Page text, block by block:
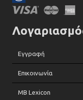
Εγγραφή
Επικοινωνία
MB Lexicon